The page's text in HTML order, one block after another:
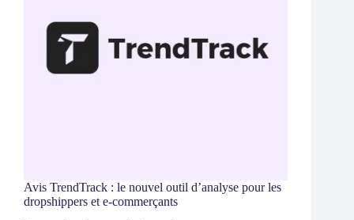
Avis TrendTrack : le nouvel outil d’analyse pour les
dropshippers et e-commerçants